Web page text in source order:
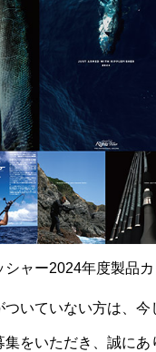
シャー2024年度製品
ついていない方は、今
をいただき、誠にあ